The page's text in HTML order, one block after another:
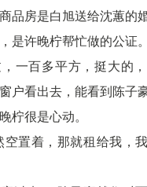
品房是白旭送给沈蕙的
是许晚柠帮忙做的公证。
一百多平方，挺大的
户看出去，能看到陈子豪
柠很是心动。
空置着，那就租给我，